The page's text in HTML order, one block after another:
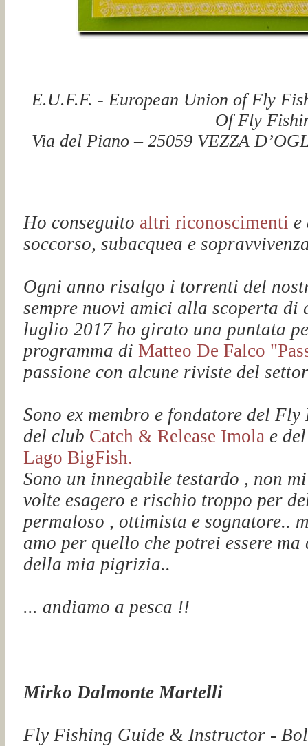
E.U.F.F. - European Union of Fly
Of Fly
Via del Piano – 25059 VEZZA
Ho conseguito altri riconoscimenti e
soccorso, subacquea e
Ogni anno risalgo i torrenti del
sempre nuovi amici alla scoperta di
luglio 2017 ho girato una puntata
programma di Matteo De Falco
passione con alcune riviste del
Sono ex membro e fondatore del
del club Catch & Release Imola e
Lago BigFish.
Sono un innegabile testardo , non
volte esagero e rischio troppo per
permaloso , ottimista e sognatore..
amo per quello che potrei essere
della mia pigrizia..
... andiamo a pesca !!
Mirko Dalmonte Martelli
Fly Fishing Guide & Instructor -